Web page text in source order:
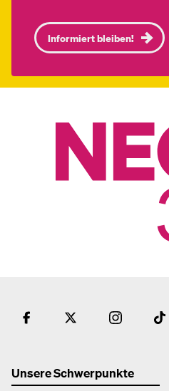
Informiert bleiben!
Unsere Schwerpunkte